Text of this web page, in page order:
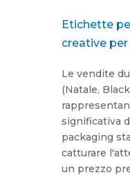
Etichette
creative
Le vendite
(Natale,
significativa
packaging
catturare
un prezzo